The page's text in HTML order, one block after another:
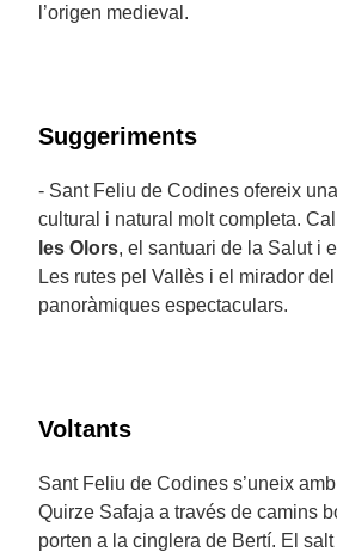
l’origen medieval.
Suggeriments
- Sant Feliu de Codines ofereix
cultural i natural molt completa. Cal
les Olors, el santuari de la Salut i
Les rutes pel Vallès i el mirador
panoràmiques espectaculars.
Voltants
Sant Feliu de Codines s’uneix
Quirze Safaja a través de camins
porten a la cinglera de Bertí. El